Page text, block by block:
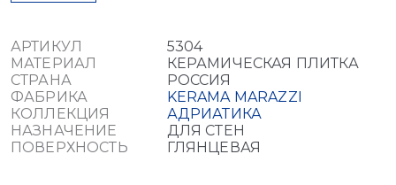
АРТИКУЛ
5304
МАТЕРИАЛ
КЕРАМИЧЕСКАЯ ПЛИТКА
СТРАНА
РОССИЯ
ФАБРИКА
KERAMA MARAZZI
КОЛЛЕКЦИЯ
АДРИАТИКА
НАЗНАЧЕНИЕ
ДЛЯ СТЕН
ПОВЕРХНОСТЬ
ГЛЯНЦЕВАЯ